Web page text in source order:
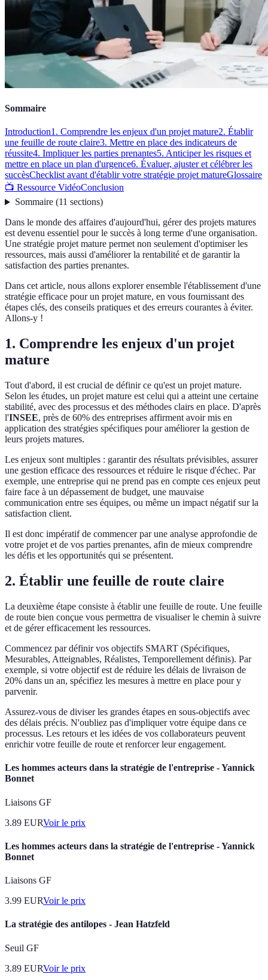
Sommaire
Introduction1. Comprendre les enjeux d'un projet mature2. Établir
une feuille de route claire3. Mettre en place des indicateurs de
réussite4. Impliquer les parties prenantes5. Anticiper les risques et
mettre en place un plan d'urgence6. Évaluer, ajuster et célébrer les
succèsChecklist avant d'établir votre stratégie projet matureGlossaire
📺 Ressource VidéoConclusion
Sommaire(11 sections)
Dans le monde des affaires d'aujourd'hui, gérer des projets matures
est devenu essentiel pour le succès à long terme d'une organisation.
Une stratégie projet mature permet non seulement d'optimiser les
ressources, mais aussi d'améliorer la rentabilité et de garantir la
satisfaction des parties prenantes.
Dans cet article, nous allons explorer ensemble l'établissement d'une
stratégie efficace pour un projet mature, en vous fournissant des
étapes clés, des conseils pratiques et des erreurs courantes à éviter.
Allons-y !
1. Comprendre les enjeux d'un projet
mature
Tout d'abord, il est crucial de définir ce qu'est un projet mature.
Selon les études, un projet mature est celui qui a atteint une certaine
stabilité, avec des processus et des méthodes clairs en place. D'après
l'INSEE, près de 60% des entreprises affirment avoir mis en
application des stratégies spécifiques pour améliorer la gestion de
leurs projets matures.
Les enjeux sont multiples : garantir des résultats prévisibles, assurer
une gestion efficace des ressources et réduire le risque d'échec. Par
exemple, une entreprise qui ne prend pas en compte ces enjeux peut
faire face à un dépassement de budget, une mauvaise
communication entre ses équipes, ou même un impact négatif sur la
satisfaction client.
Il est donc impératif de commencer par une analyse approfondie de
votre projet et de vos parties prenantes, afin de mieux comprendre
les défis et les opportunités qui se présentent.
2. Établir une feuille de route claire
La deuxième étape consiste à établir une feuille de route. Une feuille
de route bien conçue vous permettra de visualiser le chemin à suivre
et de gérer efficacement les ressources.
Commencez par définir vos objectifs SMART (Spécifiques,
Mesurables, Atteignables, Réalistes, Temporellement définis). Par
exemple, si votre objectif est de réduire les délais de livraison de
20% dans un an, spécifiez les mesures à mettre en place pour y
parvenir.
Assurez-vous de diviser les grandes étapes en sous-objectifs avec
des délais précis. N'oubliez pas d'impliquer votre équipe dans ce
processus. Les retours et les idées de vos collaborateurs peuvent
enrichir votre feuille de route et renforcer leur engagement.
Les hommes acteurs dans la stratégie de l'entreprise - Yannick
Bonnet
Liaisons GF
3.89 EURVoir le prix
Les hommes acteurs dans la stratégie de l'entreprise - Yannick
Bonnet
Liaisons GF
3.99 EURVoir le prix
La stratégie des antilopes - Jean Hatzfeld
Seuil GF
3.89 EURVoir le prix